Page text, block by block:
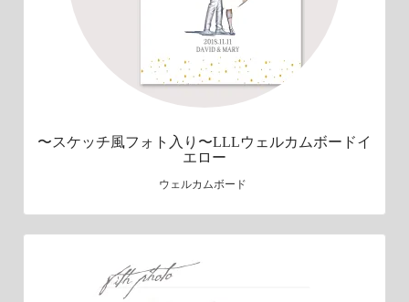
〜スケッチ風フォト入り〜LLLウェルカムボードイ
エロー
ウェルカムボード